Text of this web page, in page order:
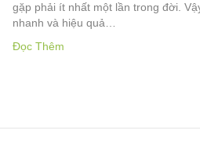
gặp phải ít nhất một lần trong đời.
nhanh và hiệu quả…
Đọc Thêm